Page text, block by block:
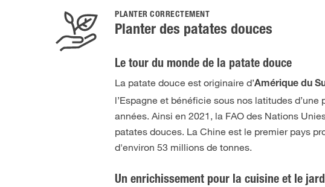
PLANTER CORRECTEMENT
Planter des patates douces
Le tour du monde de la patate douce
La patate douce est originaire d’Amérique du
l’Espagne et bénéficie sous nos latitudes
années. Ainsi en 2021, la FAO des Nations
patates douces. La Chine est le premier pays
d'environ 53 millions de tonnes.
Un enrichissement pour la cuisine et le